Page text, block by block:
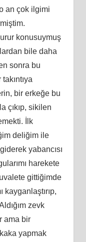
an çok ilgimi
konusuymuş
bile daha
sonra bu
bir erkeğe bu
çıkıp, sikilen
İlk
deliğim ile
yabancısı
harekete
gittiğimde
kayganlaştırıp,
zevk
ama bir
yapmak